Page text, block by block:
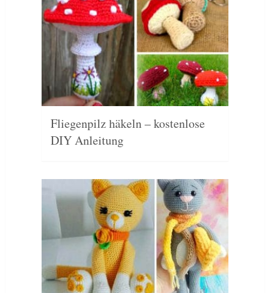
Fliegenpilz häkeln – kostenlose
DIY Anleitung